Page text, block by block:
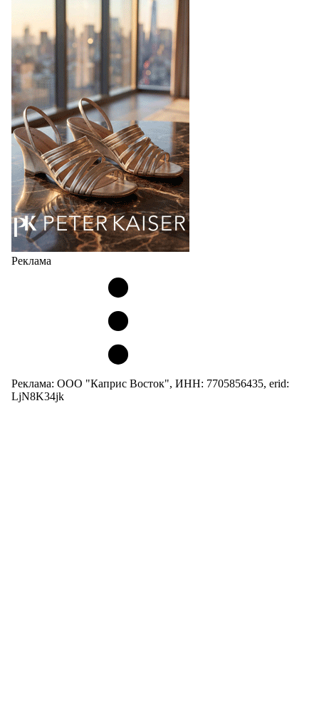
Фабрика зонтов DINIYA является одним из лидеров
продаж на рынке в России, Беларуси и других
странах СНГ. Широкий модельный ряд женских,
мужских, детских и пляжных зонтов в необычном
дизайнерском исполнении, отличается надёжностью
и высоким качеством…
05.08.2026 448
Реклама
Реклама: ООО "Каприс Восток", ИНН: 7705856435, erid:
LjN8K34jk